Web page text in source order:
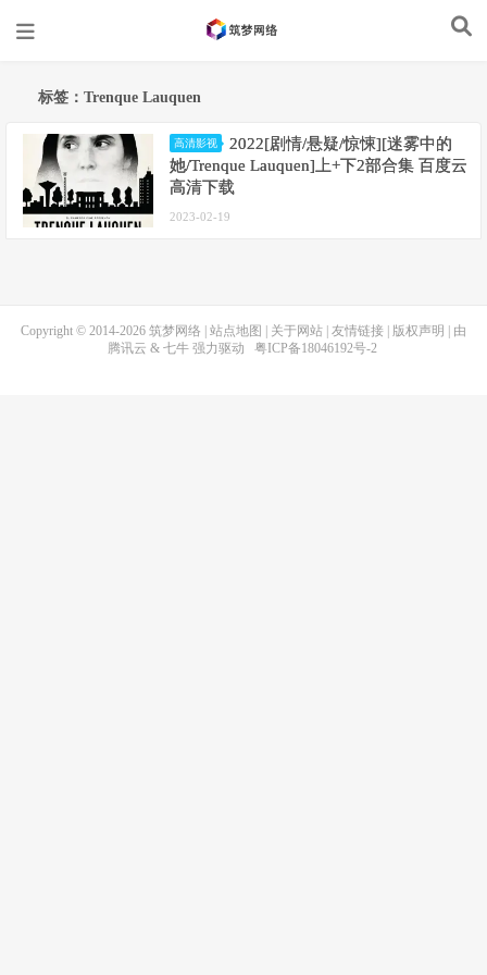
标签：Trenque Lauquen
高清影视
2022[剧情/悬疑/惊悚][迷雾中的
她/Trenque Lauquen]上+下2部合集 百度云
高清下载
2023-02-19
Copyright © 2014-2026 筑梦网络 站点地图 关于网站 友情链接 版权声明
| 由
腾讯云 & 七牛强力驱动 粤ICP备18046192号-2